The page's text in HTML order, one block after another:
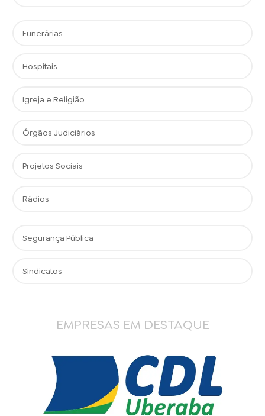
Funerárias
Hospitais
Igreja e Religião
Órgãos Judiciários
Projetos Sociais
Rádios
Segurança Pública
Sindicatos
EMPRESAS EM DESTAQUE